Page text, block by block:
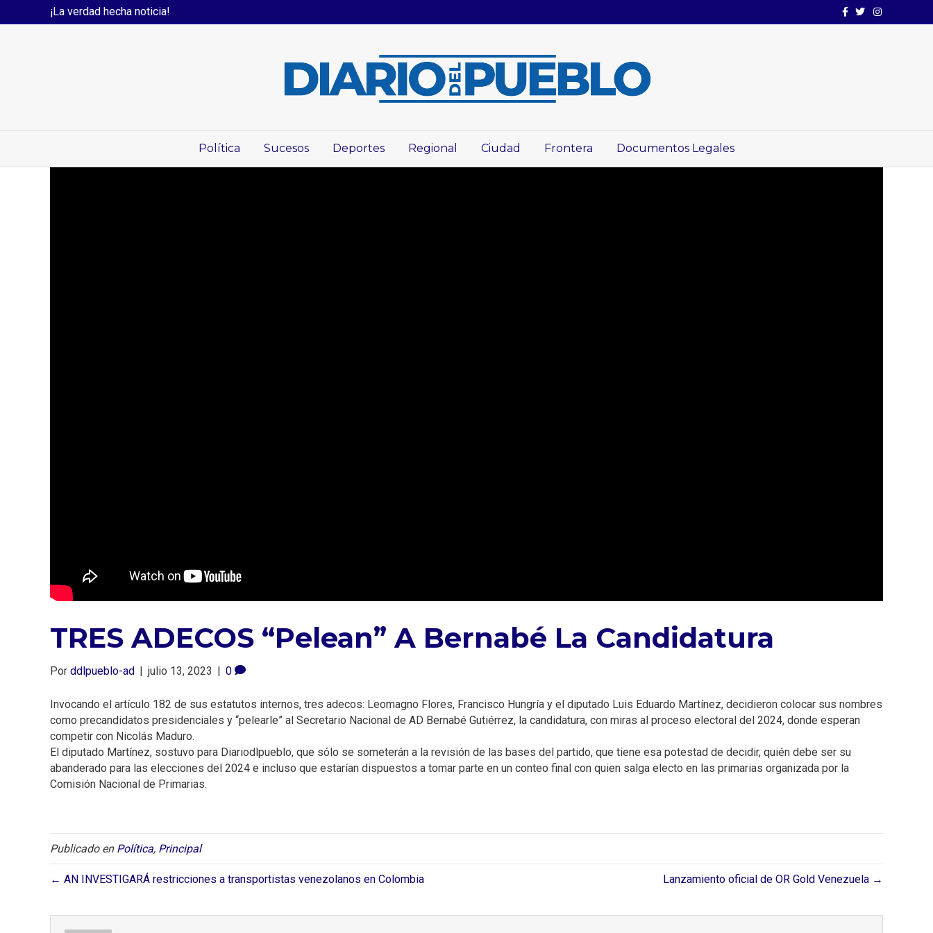
¡La verdad hecha noticia! Facebook
TwitterInstagram
Política Sucesos Deportes Regional Ciudad Frontera Documentos Legales
TRES ADECOS “pelean” A Bernabé La Candidatura
Por ddlpueblo-ad | julio 13, 2023 | 0
Invocando el artículo 182 de sus estatutos internos, tres adecos: Leomagno Flores, Francisco Hungría y el diputado Luis Eduardo Martínez, decidieron colocar sus nombres
como precandidatos presidenciales y “pelearle” al Secretario Nacional de AD Bernabé Gutiérrez, la candidatura, con miras al proceso electoral del 2024, donde esperan
competir con Nicolás Maduro.
El diputado Martínez, sostuvo para Diariodlpueblo, que sólo se someterán a la revisión de las bases del partido, que tiene esa potestad de decidir, quién debe ser su
abanderado para las elecciones del 2024 e incluso que estarían dispuestos a tomar parte en un conteo final con quien salga electo en las primarias organizada por la
Comisión Nacional de Primarias.
Publicado en Política, Principal
← AN INVESTIGARÁ restricciones a transportistas venezolanos en Colombia Lanzamiento oficial de OR Gold Venezuela →